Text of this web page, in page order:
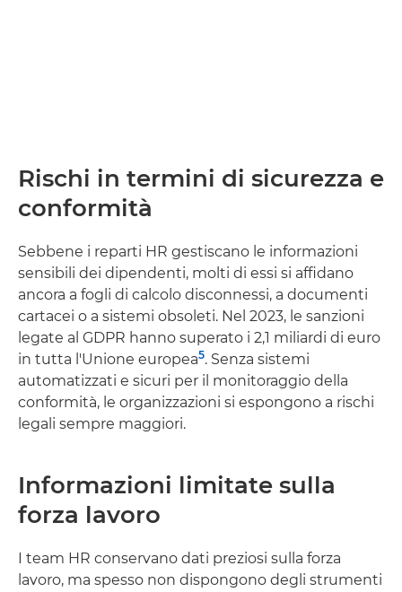
Rischi in termini di sicurezza e
conformità
Sebbene i reparti HR gestiscano le informazioni
sensibili dei dipendenti, molti di essi si affidano
ancora a fogli di calcolo disconnessi, a documenti
cartacei o a sistemi obsoleti. Nel 2023, le sanzioni
legate al GDPR hanno superato i 2,1 miliardi di euro
in tutta l'Unione europea5. Senza sistemi
automatizzati e sicuri per il monitoraggio della
conformità, le organizzazioni si espongono a rischi
legali sempre maggiori.
Informazioni limitate sulla
forza lavoro
I team HR conservano dati preziosi sulla forza
lavoro, ma spesso non dispongono degli strumenti